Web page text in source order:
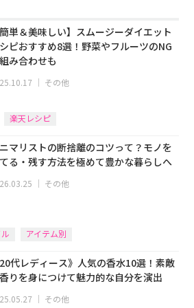
簡単＆美味しい】スムージーダイエット
ピおすすめ8選！野菜やフルーツのNG
み合わせも
｜ その他
楽天レシピ
マリストの断捨離のコツって？モノを
る・残す方法を極めて豊かな暮らしへ
｜ その他
アイテム別
20代レディース》人気の香水10選！素敵
りを身につけて魅力的な自分を演出
｜ その他